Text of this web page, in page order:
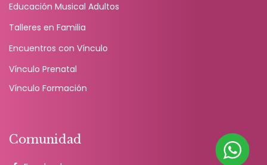
Educación Musical Adultos
Talleres en Familia
Encuentros con Vínculo
Vínculo Prenatal
Vínculo Formación
Comunidad